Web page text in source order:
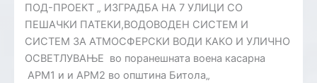
ПОД-ПРОЕКТ „ ИЗГРАДБА НА 7 УЛИЦИ СО
ПЕШАЧКИ ПАТЕКИ,ВОДОВОДЕН СИСТЕМ И
СИСТЕМ ЗА АТМОСФЕРСКИ ВОДИ КАКО И УЛИЧНО
ОСВЕТЛУВАЊЕ во поранешната воена касарна
АРМ1 и и АРМ2 во општина Битола„